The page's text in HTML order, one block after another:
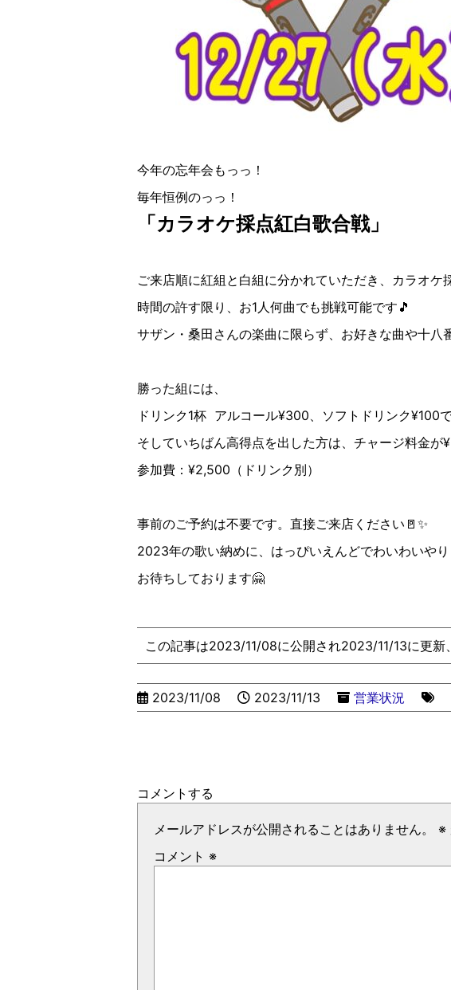
今年の忘年会 もっっ！
毎年恒例のっっ！
「カラオケ採点紅白歌合戦」
ご来店順に紅組と白組に分かれていただき、カラオケ
時間の許す限り、お1人何曲でも挑戦可能です 🎵
サザン・桑田さんの楽曲に限らず、お好きな曲や十八
勝った組には、
ドリンク1杯 アルコール¥300、ソフトドリンク¥100
そしていちばん高得点を出した方は、チャージ料金が
参加費： ¥2,500 （ドリンク別）
事前のご予約は不要です。直接ご来店ください 🚪✨
2023年の歌い納めに、はっぴいえんどでわいわいやり
お待ちしております🤗
この記事は2023/11/08に公開され2023/11/13に更新
2023/11/08 2023/11/13 営業状況
コメントする
メールアドレスが公開されることはありません。 ※
コメント ※